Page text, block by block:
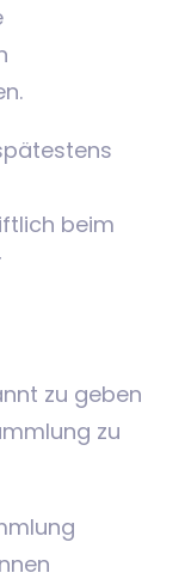
beim
zu geben
zu